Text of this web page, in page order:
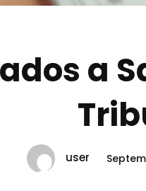
a
user
Blog
Contáctanos
Aviso de